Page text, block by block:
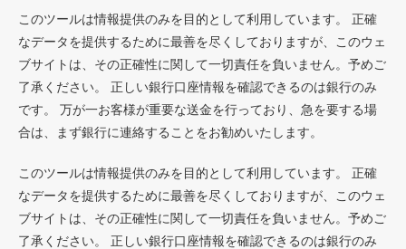
このツールは情報提供のみを目的として利用しています。 正確
なデータを提供するために最善を尽くしておりますが、このウェ
ブサイトは、その正確性に関して一切責任を負いません。予めご
了承ください。 正しい銀行口座情報を確認できるのは銀行のみ
です。 万が一お客様が重要な送金を行っており、急を要する場
合は、まず銀行に連絡することをお勧めいたします。
このツールは情報提供のみを目的として利用しています。 正確
なデータを提供するために最善を尽くしておりますが、このウェ
ブサイトは、その正確性に関して一切責任を負いません。予めご
了承ください。 正しい銀行口座情報を確認できるのは銀行のみ